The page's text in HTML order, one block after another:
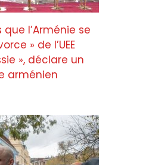
l’Arménie se
» de l’UEE
», déclare un
arménien